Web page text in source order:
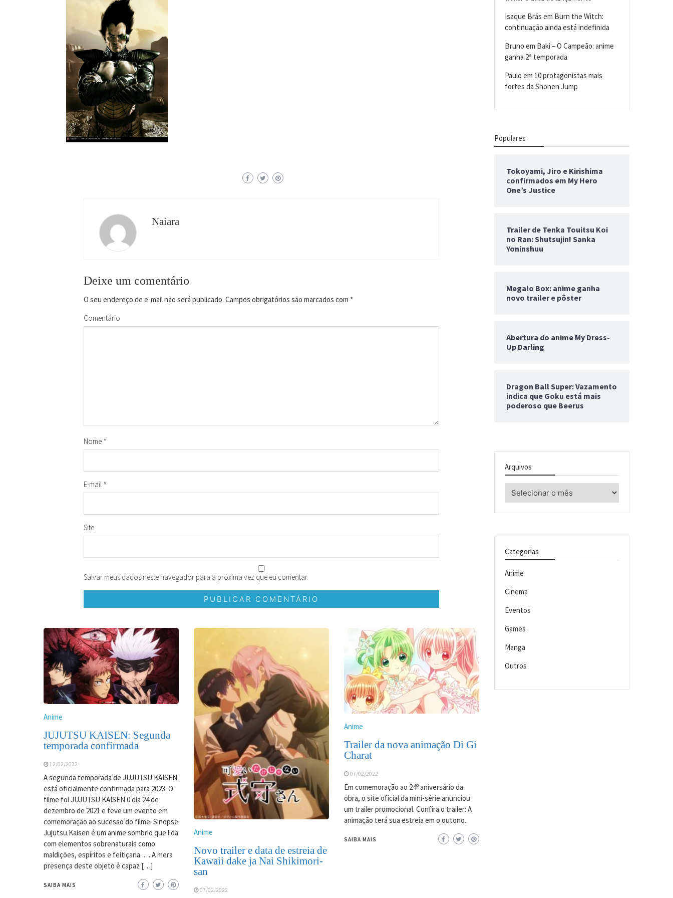
Naiara
Deixe um comentário
O seu endereço de e-mail não será publicado. Campos obrigatórios são marcados com *
Comentário
Nome *
E-mail *
Site
Salvar meus dados neste navegador para a próxima vez que eu comentar.
Anime
JUJUTSU KAISEN: Segunda
temporada confirmada
12/02/2022
A segunda temporada de JUJUTSU KAISEN
está oficialmente confirmada para 2023. O
filme foi JUJUTSU KAISEN 0 dia 24 de
dezembro de 2021 e teve um evento em
comemoração ao sucesso do filme. Sinopse
Jujutsu Kaisen é um anime sombrio que lida
com elementos sobrenaturais como
maldições, espíritos e feitiçaria. … A mera
presença deste objeto é capaz […]
SAIBA MAIS
Anime
Novo trailer e data de estreia de
Kawaii dake ja Nai Shikimori-
san
07/02/2022
Anime
Trailer da nova animação Di Gi
Charat
07/02/2022
Em comemoração ao 24º aniversário da
obra, o site oficial da mini-série anunciou
um trailer promocional. Confira o trailer: A
animação terá sua estreia em o outono.
SAIBA MAIS
Isaque Brás em Burn the Witch:
continuação ainda está indefinida
Bruno em Baki – O Campeão: anime
ganha 2ª temporada
Paulo em 10 protagonistas mais
fortes da Shonen Jump
Populares
Tokoyami, Jiro e Kirishima
confirmados em My Hero
One’s Justice
Trailer de Tenka Touitsu Koi
no Ran: Shutsujin! Sanka
Yoninshuu
Megalo Box: anime ganha
novo trailer e pôster
Abertura do anime My Dress-
Up Darling
Dragon Ball Super: Vazamento
indica que Goku está mais
poderoso que Beerus
Arquivos
Arquivos
Categorias
Anime
Cinema
Eventos
Games
Manga
Outros